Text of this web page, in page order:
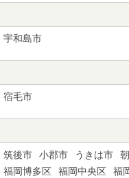
宇和島市
宿毛市
筑後市 小郡市 うきは市
福岡博多区
福岡中央区 福